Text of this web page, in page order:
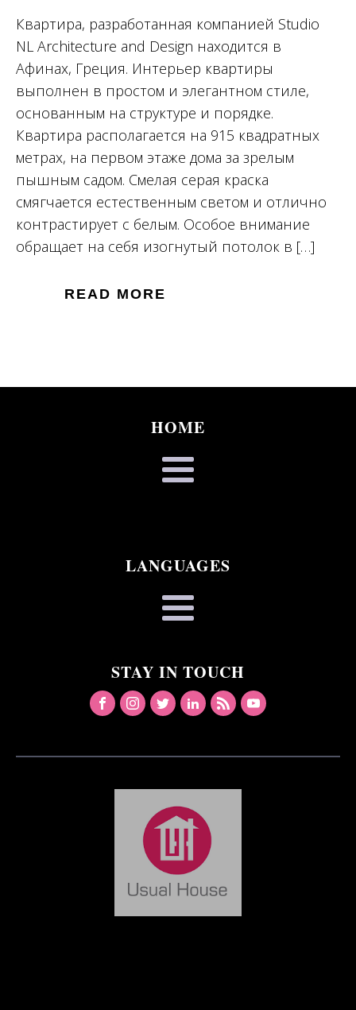
Квартира, разработанная компанией Studio
NL Architecture and Design находится в
Афинах, Греция. Интерьер квартиры
выполнен в простом и элегантном стиле,
основанным на структуре и порядке.
Квартира располагается на 915 квадратных
метрах, на первом этаже дома за зрелым
пышным садом. Смелая серая краска
смягчается естественным светом и отлично
контрастирует с белым. Особое внимание
обращает на себя изогнутый потолок в […]
READ MORE
HOME
LANGUAGES
STAY IN TOUCH